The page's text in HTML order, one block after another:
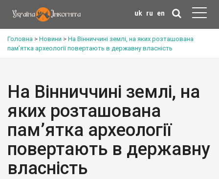
uk ru en
Головна > Новини > На Вінниччині землі, на яких розташована
пам’ятка археології повертають в державну власність
На Вінниччині землі, на
яких розташована
пам’ятка археології
повертають в державну
власність